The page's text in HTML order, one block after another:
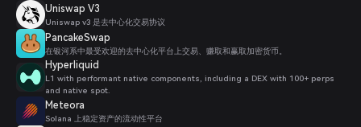
Uniswap V3
Uniswap v3 是去中心化交易协议
PancakeSwap
在银河系中最受欢迎的去中心化平台上交易、赚取和赢取加密货币。
Hyperliquid
L1 with performant native components, including a DEX with 100+ perps
and native spot.
Meteora
Solana 上稳定资产的流动性平台